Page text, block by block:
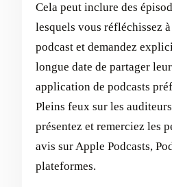
Cela peut inclure des
lesquels vous réfléchissez
podcast et demandez
longue date de partager
application de podcasts
Pleins feux sur les
présentez et remerciez les
avis sur Apple Podcasts,
plateformes.